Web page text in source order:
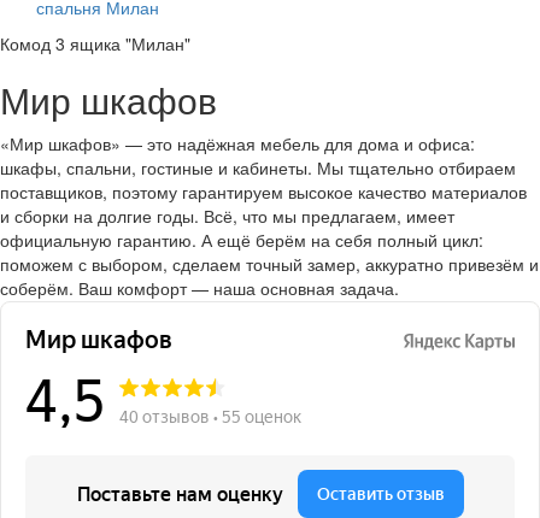
спальня Милан
Комод 3 ящика "Милан"
Мир шкафов
«Мир шкафов» — это надёжная мебель для дома и офиса:
шкафы, спальни, гостиные и кабинеты. Мы тщательно отбираем
поставщиков, поэтому гарантируем высокое качество материалов
и сборки на долгие годы. Всё, что мы предлагаем, имеет
официальную гарантию. А ещё берём на себя полный цикл:
поможем с выбором, сделаем точный замер, аккуратно привезём и
соберём. Ваш комфорт — наша основная задача.